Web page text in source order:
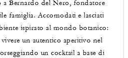
a Bernardo del Nero, fondatore
famiglia. Accomodati e lasciati
ispirato al mondo botanico:
un autentico aperitivo nel
un cocktail a base di